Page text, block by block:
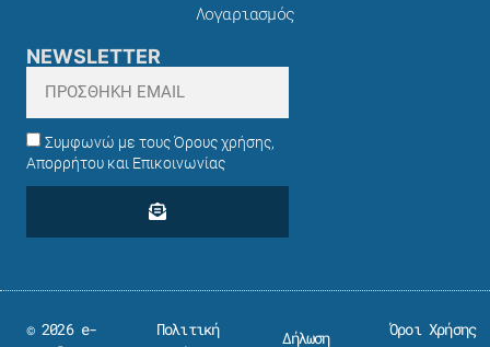
Λογαριασμός
NEWSLETTER
Συμφωνώ με τους Όρους χρήσης,
Απορρήτου και Επικοινωνίας
© 2026 e-
Πολιτική
Δήλωση Όροι Χρήσης